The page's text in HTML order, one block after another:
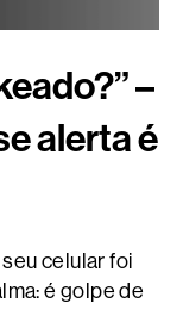
–
alerta é
celular foi
é golpe de